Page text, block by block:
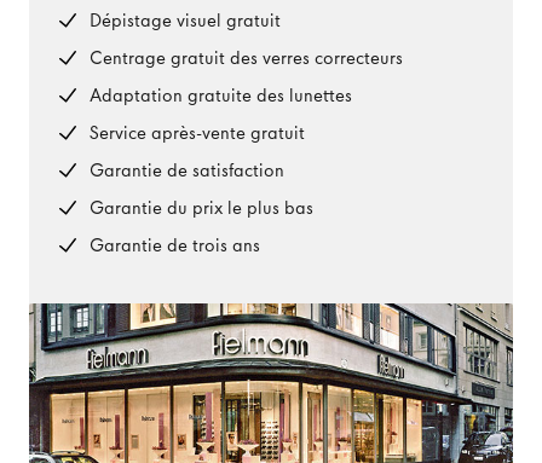
Dépistage visuel gratuit
Centrage gratuit des verres correcteurs
Adaptation gratuite des lunettes
Service après-vente gratuit
Garantie de satisfaction
Garantie du prix le plus bas
Garantie de trois ans